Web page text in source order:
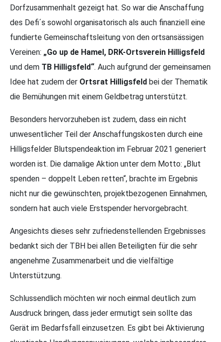
Dorfzusammenhalt gezeigt hat. So war die Anschaffung
des Defi´s sowohl organisatorisch als auch finanziell eine
fundierte Gemeinschaftsleitung von den ortsansässigen
Vereinen: „Go up de Hamel, DRK-Ortsverein Hilligsfeld
und dem TB Hilligsfeld“. Auch aufgrund der gemeinsamen
Idee hat zudem der Ortsrat Hilligsfeld bei der Thematik
die Bemühungen mit einem Geldbetrag unterstützt.
Besonders hervorzuheben ist zudem, dass ein nicht
unwesentlicher Teil der Anschaffungskosten durch eine
Hilligsfelder Blutspendeaktion im Februar 2021 generiert
worden ist. Die damalige Aktion unter dem Motto: „Blut
spenden – doppelt Leben retten“, brachte im Ergebnis
nicht nur die gewünschten, projektbezogenen Einnahmen,
sondern hat auch viele Erstspender hervorgebracht.
Angesichts dieses sehr zufriedenstellenden Ergebnisses
bedankt sich der TBH bei allen Beteiligten für die sehr
angenehme Zusammenarbeit und die vielfältige
Unterstützung.
Schlussendlich möchten wir noch einmal deutlich zum
Ausdruck bringen, dass jeder ermutigt sein sollte das
Gerät im Bedarfsfall einzusetzen. Es gibt bei Aktivierung